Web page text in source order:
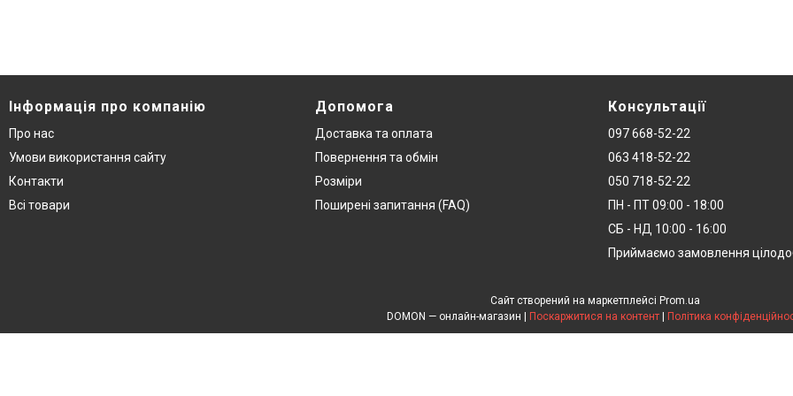
Інформація про компанію
Про нас
Умови використання сайту
Контакти
Всі товари
Допомога
Доставка та оплата
Повернення та обмін
Розміри
Поширені запитання (FAQ)
Консультації
097 668-52-22
063 418-52-22
050 718-52-22
ПН - ПТ 09:00 - 18:00
СБ - НД 10:00 - 16:00
Приймаємо замовлення
Сайт створений на маркетплейсі Prom.ua
Поскаржитися на контент Політика